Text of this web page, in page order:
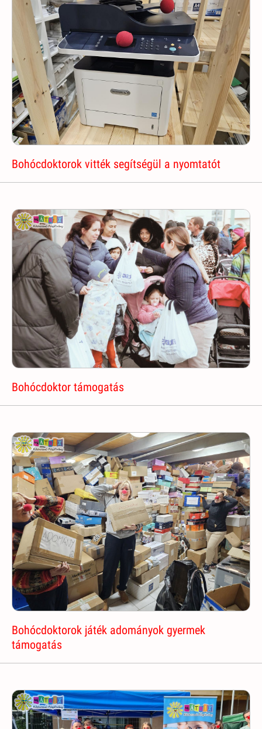
Bohócdoktorok vitték segítségül a nyomtatót
Bohócdoktor támogatás
Bohócdoktorok játék adományok gyermek
támogatás